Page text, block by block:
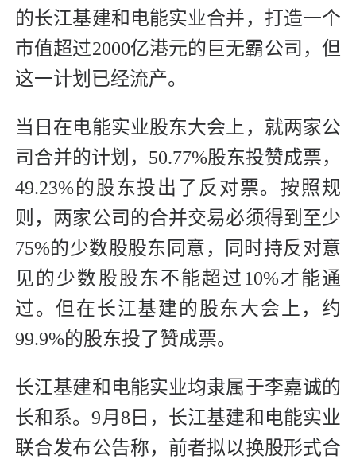
的长江基建和电能实业合并，打造一个
市值超过2000亿港元的巨无霸公司，但
这一计划已经流产。
当日在电能实业股东大会上，就两家公
司合并的计划，50.77%股东投赞成票，
49.23%的股东投出了反对票。按照规
则，两家公司的合并交易必须得到至少
75%的少数股股东同意，同时持反对意
见的少数股股东不能超过10%才能通
过。但在长江基建的股东大会上，约
99.9%的股东投了赞成票。
长江基建和电能实业均隶属于李嘉诚的
长和系。9月8日，长江基建和电能实业
联合发布公告称，前者拟以换股形式合